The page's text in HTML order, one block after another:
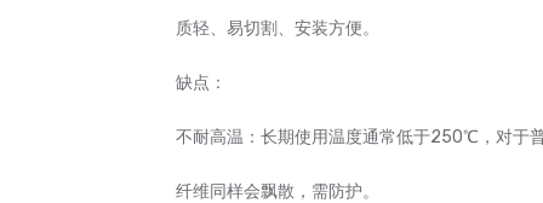
质轻、易切割、安装方便。
缺点：
不耐高温：长期使用温度通常低于250℃，对于
纤维同样会飘散，需防护。